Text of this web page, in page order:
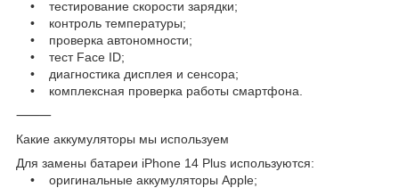
• тестирование скорости зарядки;
• контроль температуры;
• проверка автономности;
• тест Face ID;
• диагностика дисплея и сенсора;
• комплексная проверка работы смартфона.
⸻
Какие аккумуляторы мы используем
Для замены батареи iPhone 14 Plus используются:
• оригинальные аккумуляторы Apple;